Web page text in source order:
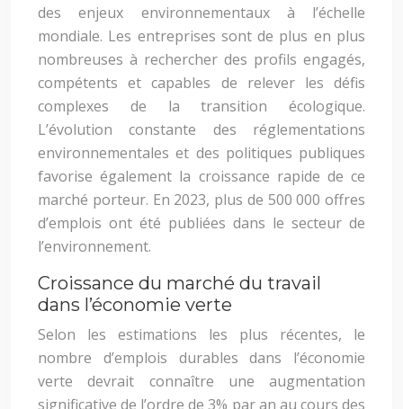
des enjeux environnementaux à l’échelle
mondiale. Les entreprises sont de plus en plus
nombreuses à rechercher des profils engagés,
compétents et capables de relever les défis
complexes de la transition écologique.
L’évolution constante des réglementations
environnementales et des politiques publiques
favorise également la croissance rapide de ce
marché porteur. En 2023, plus de 500 000 offres
d’emplois ont été publiées dans le secteur de
l’environnement.
Croissance du marché du travail
dans l’économie verte
Selon les estimations les plus récentes, le
nombre d’emplois durables dans l’économie
verte devrait connaître une augmentation
significative de l’ordre de 3% par an au cours des